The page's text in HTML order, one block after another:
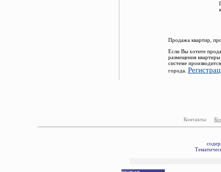
Продажа квартир,
Если Вы хотите
размещения
системе
города.
Контакты: